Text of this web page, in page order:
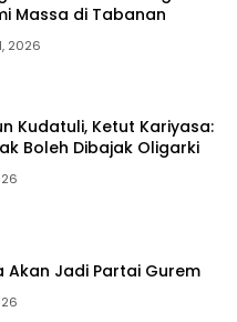
Massa di Tabanan
2026
Kudatuli, Ketut Kariyasa:
Boleh Dibajak Oligarki
Akan Jadi Partai Gurem